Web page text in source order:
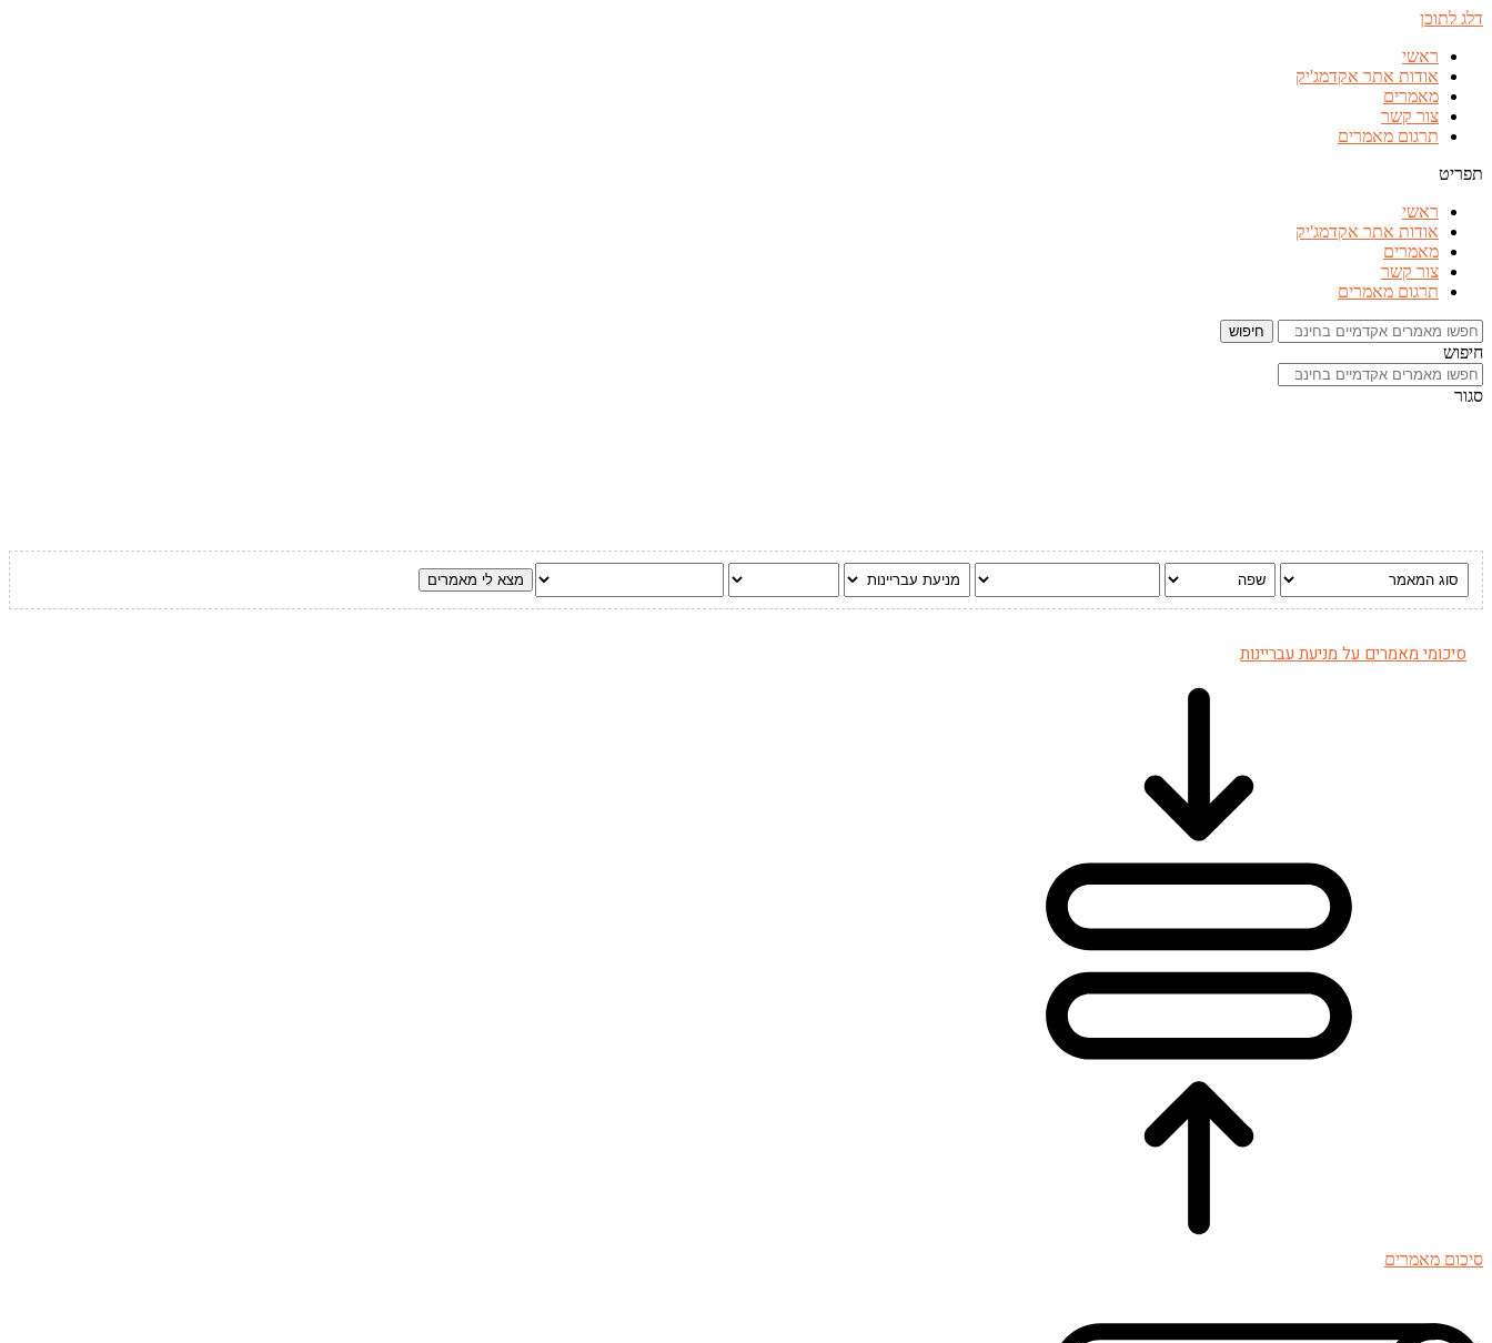
דלג לתוכן
ראשי
אודות אתר אקדמג'יק
מאמרים
צור קשר
תרגום מאמרים
תפריט
ראשי
אודות אתר אקדמג'יק
מאמרים
צור קשר
תרגום מאמרים
חיפוש
חיפוש
סגור
סיכומי מאמרים על מניעת עבריינות
סיכום מאמרים